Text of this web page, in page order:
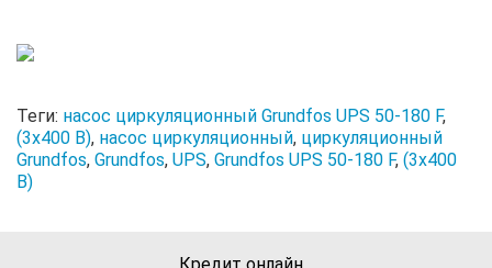
Теги: насос циркуляционный Grundfos UPS 50-180 F,
(3x400 В), насос циркуляционный, циркуляционный
Grundfos, Grundfos, UPS, Grundfos UPS 50-180 F, (3x400
В)